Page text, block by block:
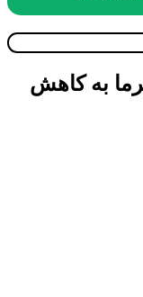
به کاهش